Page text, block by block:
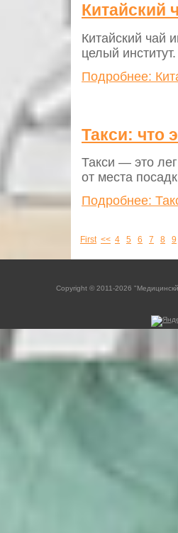
Китайский
Китайский чай
целый
Подробнее:
Такси: что
Такси — это
от места
Подробнее:
First << 4 5 6 7 8 9
Copyright © 2011-2026